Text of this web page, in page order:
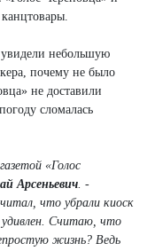
небольшую
почему не было
не доставили
сломалась
«Голос
Арсеньевич. -
что убрали киоск
Считаю, что
жизнь? Ведь